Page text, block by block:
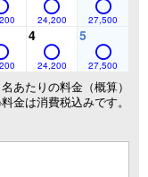
24,200 27,500
4
24,200
5
27,500
あたりの料金（概算）
金は消費税込みです。